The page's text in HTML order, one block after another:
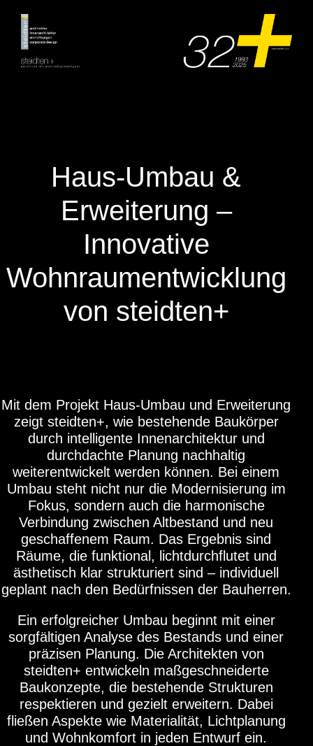
Inhalt
springen
Haus‑Umbau &
Erweiterung –
Innovative
Wohnraumentwicklung
von steidten+
Mit dem Projekt Haus‑Umbau und Erweiterung
zeigt steidten+, wie bestehende Baukörper
durch intelligente Innenarchitektur und
durchdachte Planung nachhaltig
weiterentwickelt werden können. Bei einem
Umbau steht nicht nur die Modernisierung im
Fokus, sondern auch die harmonische
Verbindung zwischen Altbestand und neu
geschaffenem Raum. Das Ergebnis sind
Räume, die funktional, lichtdurchflutet und
ästhetisch klar strukturiert sind – individuell
geplant nach den Bedürfnissen der Bauherren.
Ein erfolgreicher Umbau beginnt mit einer
sorgfältigen Analyse des Bestands und einer
präzisen Planung. Die Architekten von
steidten+ entwickeln maßgeschneiderte
Baukonzepte, die bestehende Strukturen
respektieren und gezielt erweitern. Dabei
fließen Aspekte wie Materialität, Lichtplanung
und Wohnkomfort in jeden Entwurf ein.